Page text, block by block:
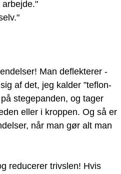
arbejde."
Man deflekterer -
af det, jeg kalder ”teflon-
stegepanden, og tager
eller i kroppen. Og så er
når man gør alt man
reducerer trivslen! Hvis